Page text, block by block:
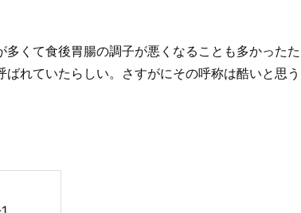
くて食後胃腸の調子が悪くなることも多かったた
れていたらしい。さすがにその呼称は酷いと思う